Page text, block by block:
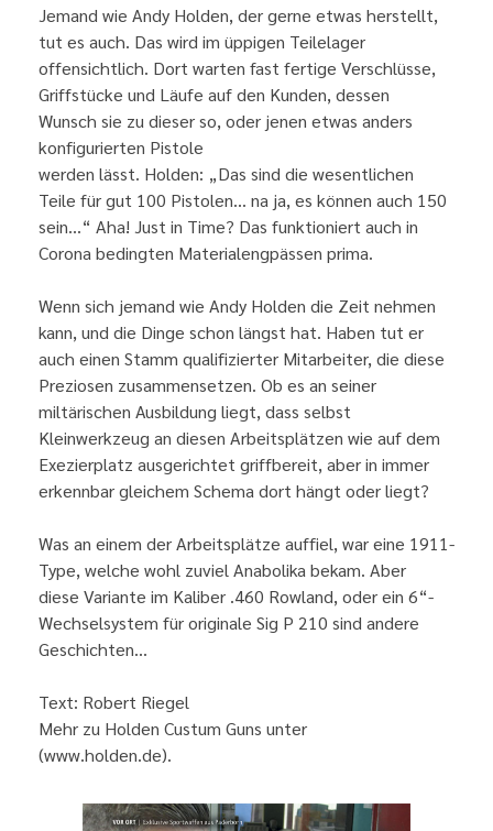
Jemand wie Andy Holden, der gerne etwas herstellt,
tut es auch. Das wird im üppigen Teilelager
offensichtlich. Dort warten fast fertige Verschlüsse,
Griffstücke und Läufe auf den Kunden, dessen
Wunsch sie zu dieser so, oder jenen etwas anders
konfigurierten Pistole
werden lässt. Holden: „Das sind die wesentlichen
Teile für gut 100 Pistolen… na ja, es können auch 150
sein…“ Aha! Just in Time? Das funktioniert auch in
Corona bedingten Materialengpässen prima.
Wenn sich jemand wie Andy Holden die Zeit nehmen
kann, und die Dinge schon längst hat. Haben tut er
auch einen Stamm qualifizierter Mitarbeiter, die diese
Preziosen zusammensetzen. Ob es an seiner
miltärischen Ausbildung liegt, dass selbst
Kleinwerkzeug an diesen Arbeitsplätzen wie auf dem
Exezierplatz ausgerichtet griffbereit, aber in immer
erkennbar gleichem Schema dort hängt oder liegt?
Was an einem der Arbeitsplätze auffiel, war eine 1911-
Type, welche wohl zuviel Anabolika bekam. Aber
diese Variante im Kaliber .460 Rowland, oder ein 6“-
Wechselsystem für originale Sig P 210 sind andere
Geschichten…
Text: Robert Riegel
Mehr zu Holden Custum Guns unter
(www.holden.de).